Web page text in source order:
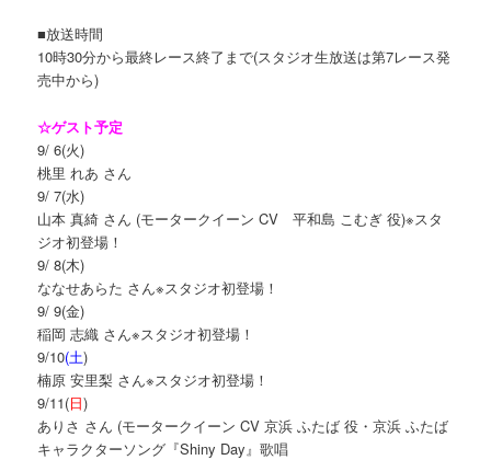
■放送時間
10時30分から最終レース終了まで(スタジオ生放送は第7レース発
売中から)
☆ゲスト予定
9/ 6(火)
桃里 れあ さん
9/ 7(水)
山本 真綺 さん (モータークイーン CV 平和島 こむぎ 役)※スタ
ジオ初登場！
9/ 8(木)
ななせあらた さん※スタジオ初登場！
9/ 9(金)
稲岡 志織 さん※スタジオ初登場！
9/10(土)
楠原 安里梨 さん※スタジオ初登場！
9/11(日)
ありさ さん (モータークイーン CV 京浜 ふたば 役・京浜 ふたば
キャラクターソング『Shiny Day』歌唱